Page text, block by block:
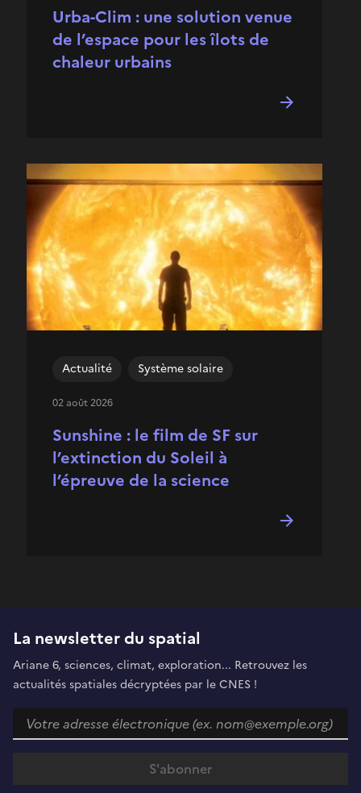
Urba-Clim : une solution venue
de l’espace pour les îlots de
chaleur urbains
Sunshine : le film de SF sur
l’extinction du Soleil à
l’épreuve de la science
Actualité Système solaire
02 août 2026
La newsletter du spatial
Ariane 6, sciences, climat, exploration... Retrouvez les
actualités spatiales décryptées par le CNES !